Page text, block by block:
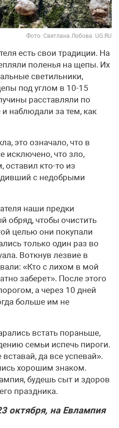
Фото: Светлана Лобова. UG.RU
есть свои традиции. На
поленья на щепы. Их
светильники,
под углом в 10-15
расставляли по
наблюдали за тем, как
это означало, что в
исключено, что зло,
оставил кто-то из
с недобрыми
наши предки
обряд, чтобы очистить
целью они покупали
только один раз во
Воткнув лезвие в
«Кто с лихом в мой
заберет». После этого
а через 10 дней
больше им не
встать пораньше,
семьи испечь пироги.
да все успевай».
хорошим знаком.
будешь сыт и здоров
праздника.
октября, на Евлампия